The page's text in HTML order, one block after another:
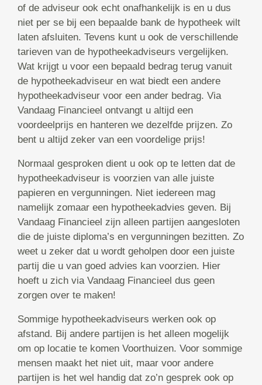
of de adviseur ook echt onafhankelijk is en u dus
niet per se bij een bepaalde bank de hypotheek wilt
laten afsluiten. Tevens kunt u ook de verschillende
tarieven van de hypotheekadviseurs vergelijken.
Wat krijgt u voor een bepaald bedrag terug vanuit
de hypotheekadviseur en wat biedt een andere
hypotheekadviseur voor een ander bedrag. Via
Vandaag Financieel ontvangt u altijd een
voordeelprijs en hanteren we dezelfde prijzen. Zo
bent u altijd zeker van een voordelige prijs!
Normaal gesproken dient u ook op te letten dat de
hypotheekadviseur is voorzien van alle juiste
papieren en vergunningen. Niet iedereen mag
namelijk zomaar een hypotheekadvies geven. Bij
Vandaag Financieel zijn alleen partijen aangesloten
die de juiste diploma’s en vergunningen bezitten. Zo
weet u zeker dat u wordt geholpen door een juiste
partij die u van goed advies kan voorzien. Hier
hoeft u zich via Vandaag Financieel dus geen
zorgen over te maken!
Sommige hypotheekadviseurs werken ook op
afstand. Bij andere partijen is het alleen mogelijk
om op locatie te komen Voorthuizen. Voor sommige
mensen maakt het niet uit, maar voor andere
partijen is het wel handig dat zo’n gesprek ook op